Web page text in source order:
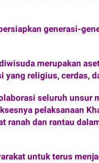
generasi-
merupakan
religius, cerdas,
seluruh unsur
pelaksanaan
ranah dan rantau
untuk terus